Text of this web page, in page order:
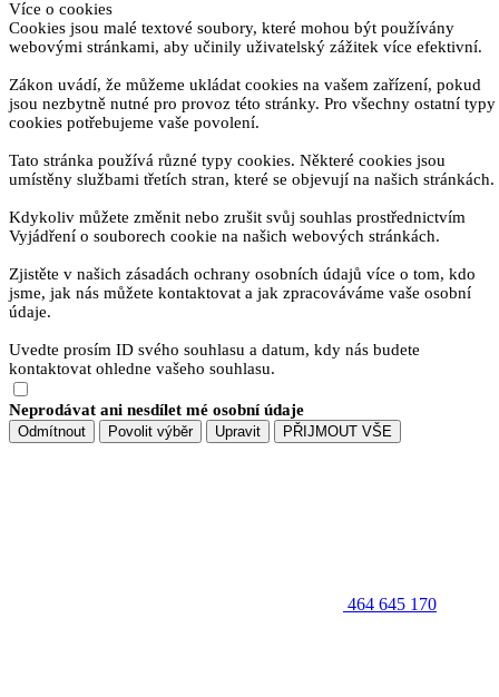
Více o cookies
Cookies jsou malé textové soubory, které mohou být používány
webovými stránkami, aby učinily uživatelský zážitek více efektivní.
Zákon uvádí, že můžeme ukládat cookies na vašem zařízení, pokud
jsou nezbytně nutné pro provoz této stránky. Pro všechny ostatní typy
cookies potřebujeme vaše povolení.
Tato stránka používá různé typy cookies. Některé cookies jsou
umístěny službami třetích stran, které se objevují na našich stránkách.
Kdykoliv můžete změnit nebo zrušit svůj souhlas prostřednictvím
Vyjádření o souborech cookie na našich webových stránkách.
Zjistěte v našich zásadách ochrany osobních údajů více o tom, kdo
jsme, jak nás můžete kontaktovat a jak zpracováváme vaše osobní
údaje.
Uvedte prosím ID svého souhlasu a datum, kdy nás budete
kontaktovat ohledne vašeho souhlasu.
Neprodávat ani nesdílet mé osobní údaje
Odmítnout Povolit výběr Upravit PŘIJMOUT VŠE
464 645 170